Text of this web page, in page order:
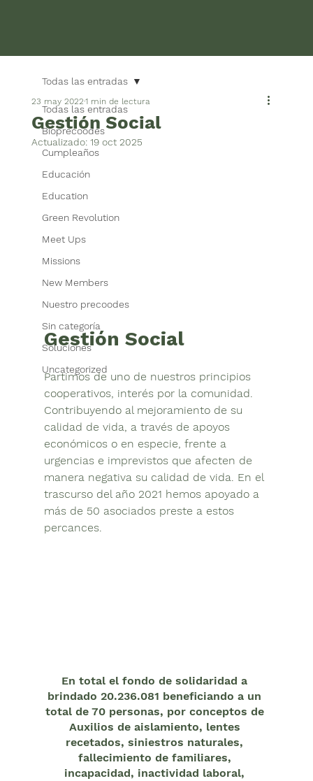
Todas las entradas
Bioprecoodes
Cumpleaños
Educación
Education
Green Revolution
Meet Ups
Missions
New Members
Nuestro precoodes
Sin categoría
Soluciones
Uncategorized
Todas las entradas
Gestión Social
23 may 20221 min de lectura
Actualizado: 19 oct 2025
Gestión Social
Partimos de uno de nuestros principios
cooperativos, interés por la comunidad.
Contribuyendo al mejoramiento de su
calidad de vida, a través de apoyos
económicos o en especie, frente a
urgencias e imprevistos que afecten de
manera negativa su calidad de vida. En el
trascurso del año 2021 hemos apoyado a
más de 50 asociados preste a estos
percances.
En total el fondo de solidaridad a
brindado 20.236.081 beneficiando a un
total de 70 personas, por conceptos de
Auxilios de aislamiento, lentes
recetados, siniestros naturales,
fallecimiento de familiares,
incapacidad, inactividad laboral,